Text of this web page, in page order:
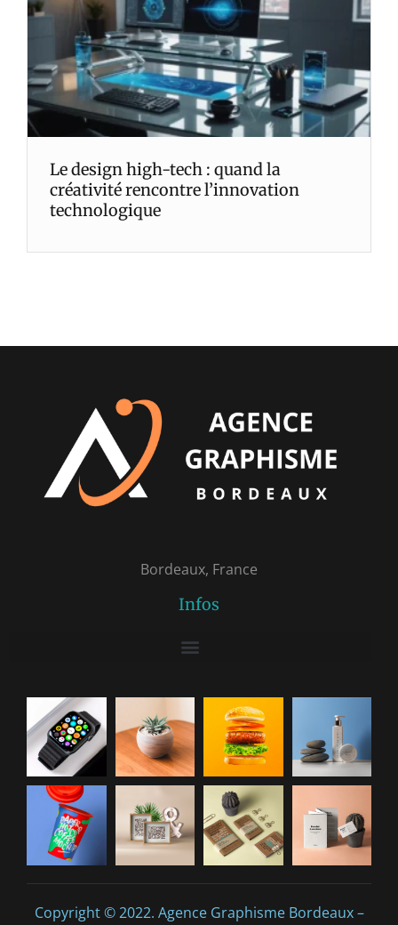
Le design high-tech : quand la
créativité rencontre l’innovation
technologique
Bordeaux, France
Infos
Copyright © 2022. Agence Graphisme Bordeaux –